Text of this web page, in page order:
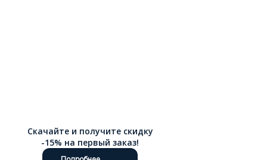
Скачайте и получите скидку
-15% на первый заказ!